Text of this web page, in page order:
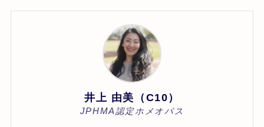
井上 由美（C10）
JPHMA認定ホメオパス